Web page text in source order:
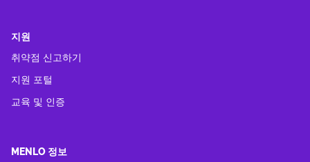
지원
취약점 신고하기
지원 포털
교육 및 인증
MENLO 정보